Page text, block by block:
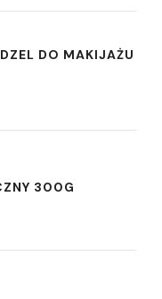
DO MAKIJAŻU
300G